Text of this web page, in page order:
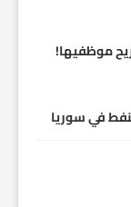
موظفيها!
في سوريا